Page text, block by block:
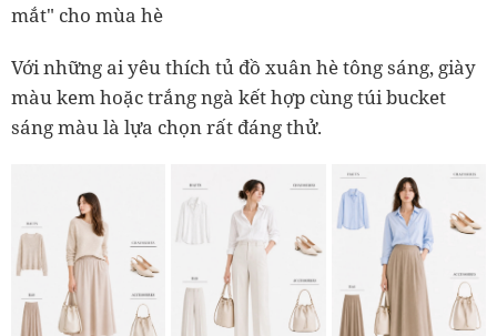
mắt" cho mùa hè
Với những ai yêu thích tủ đồ xuân hè tông sáng, giày
màu kem hoặc trắng ngà kết hợp cùng túi bucket
sáng màu là lựa chọn rất đáng thử.